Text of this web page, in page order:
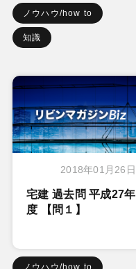
ノウハウ/how to
知識
2018年01月26日
宅建 過去問 平成27年
度 【問１】
ノウハウ/how to